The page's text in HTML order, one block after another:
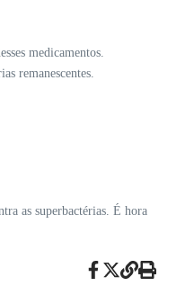
medicamentos.
remanescentes.
as superbactérias. É hora